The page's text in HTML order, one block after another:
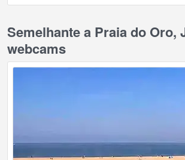
Semelhante a Praia do Oro,
webcams